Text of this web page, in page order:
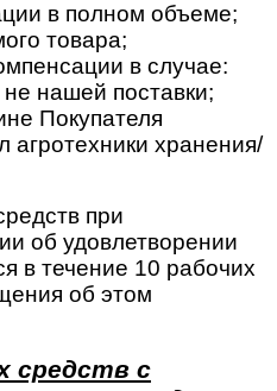
в полном объеме;
товара;
в случае:
нашей поставки;
Покупателя
агротехники хранения/
при
об удовлетворении
в течение 10 рабочих
об этом
средств с